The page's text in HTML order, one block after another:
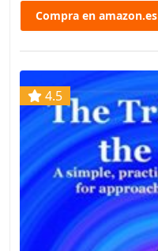
Compra en amazon.es
4.5